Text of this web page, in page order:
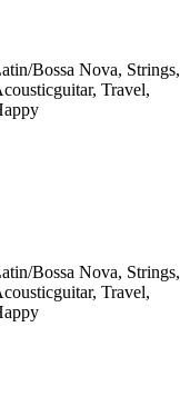
Bossa Nova, Strings,
Travel,
Bossa Nova, Strings,
Travel,